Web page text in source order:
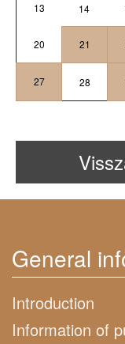
13 14
20 21
27 28
General
Introduction
Information of